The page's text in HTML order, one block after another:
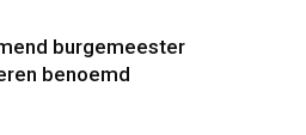
burgemeester
benoemd